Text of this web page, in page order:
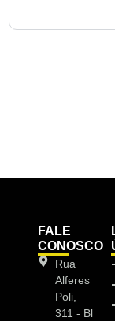
FALE
CONOSCO
Rua
Alferes
Poli,
311 - Bl